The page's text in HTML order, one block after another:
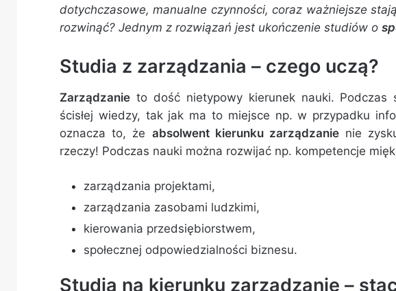
dotychczasowe, manualne czynności, coraz ważniejsze
rozwinąć? Jednym z rozwiązań jest ukończenie studiów o
Studia z zarządzania – czego uczą?
Zarządzanie to dość nietypowy kierunek nauki. Podczas
ścisłej wiedzy, tak jak ma to miejsce np. w przypadku
oznacza to, że absolwent kierunku zarządzanienie
rzeczy! Podczas nauki można rozwijać np. kompetencje
zarządzania projektami,
zarządzania zasobami ludzkimi,
kierowania przedsiębiorstwem,
społecznej odpowiedzialności biznesu.
Studia na kierunku zarządzanie –